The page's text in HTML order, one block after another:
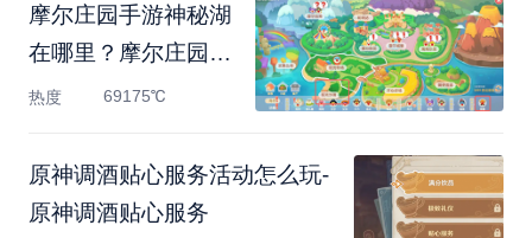
摩尔庄园手游神秘湖
在哪里？摩尔庄园手
游神秘
热度 69175℃
原神调酒贴心服务活动怎么玩-
原神调酒贴心服务